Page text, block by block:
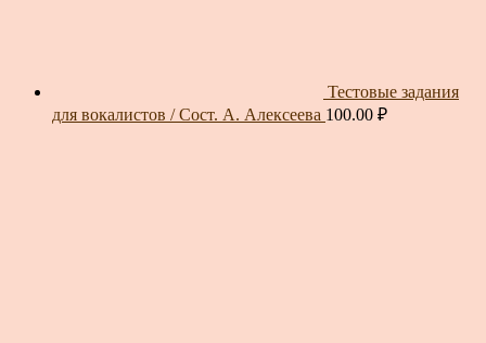
Тестовые задания
для вокалистов / Сост. А. Алексеева 100.00 ₽